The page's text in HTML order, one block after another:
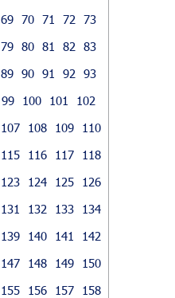
69 70 71 72
73
79 80 81 82
83
89 90 91 92
93
99 100 101
102
107 108 109
110
115 116 117
118
123 124 125
126
131 132 133
134
139 140 141
142
147 148 149
150
155 156 157
158